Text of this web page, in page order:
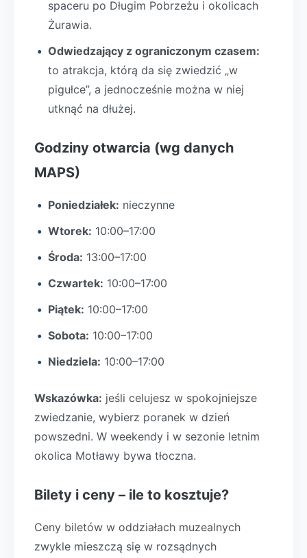
spaceru po Długim Pobrzeżu i okolicach
Żurawia.
Odwiedzający z ograniczonym czasem:
to atrakcja, którą da się zwiedzić „w
pigułce”, a jednocześnie można w niej
utknąć na dłużej.
Godziny otwarcia (wg danych
MAPS)
Poniedziałek: nieczynne
Wtorek: 10:00–17:00
Środa: 13:00–17:00
Czwartek: 10:00–17:00
Piątek: 10:00–17:00
Sobota: 10:00–17:00
Niedziela: 10:00–17:00
Wskazówka: jeśli celujesz w spokojniejsze
zwiedzanie, wybierz poranek w dzień
powszedni. W weekendy i w sezonie letnim
okolica Motławy bywa tłoczna.
Bilety i ceny – ile to kosztuje?
Ceny biletów w oddziałach muzealnych
zwykle mieszczą się w rozsądnych